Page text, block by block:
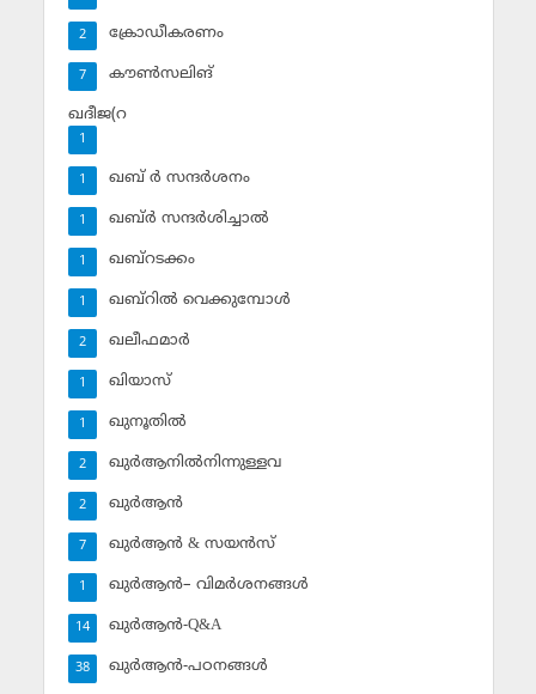
ക്രോഡീകരണം
2
കൗണ്‍സലിങ്‌
7
ഖദീജ(റ
1
ഖബ് ര്‍ സന്ദര്‍ശനം
1
ഖബ്ര്‍ സന്ദര്‍ശിച്ചാല്‍
1
ഖബ്‌റടക്കം
1
ഖബ്‌റില്‍ വെക്കുമ്പോള്‍
1
ഖലീഫമാര്‍
2
ഖിയാസ്
1
ഖുനൂതില്‍
1
ഖുര്‍ആനില്‍നിന്നുള്ളവ
2
ഖുര്‍ആന്‍
2
ഖുര്‍ആന്‍ & സയന്‍സ്‌
7
ഖുര്‍ആന്‍– വിമര്‍ശനങ്ങള്‍
1
ഖുര്‍ആന്‍-Q&A
14
ഖുര്‍ആന്‍-പഠനങ്ങള്‍
38